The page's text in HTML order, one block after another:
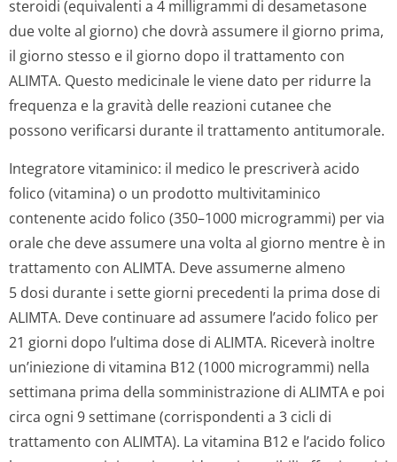
steroidi (equivalenti a 4 milligrammi di desametasone
due volte al giorno) che dovrà assumere il giorno prima,
il giorno stesso e il giorno dopo il trattamento con
ALIMTA. Questo medicinale le viene dato per ridurre la
frequenza e la gravità delle reazioni cutanee che
possono verificarsi durante il trattamento antitumorale.
Integratore vitaminico: il medico le prescriverà acido
folico (vitamina) o un prodotto multivitaminico
contenente acido folico (350–1000 microgrammi) per via
orale che deve assumere una volta al giorno mentre è in
trattamento con ALIMTA. Deve assumerne almeno
5 dosi durante i sette giorni precedenti la prima dose di
ALIMTA. Deve continuare ad assumere l’acido folico per
21 giorni dopo l’ultima dose di ALIMTA. Riceverà inoltre
un’iniezione di vitamina B12 (1000 microgrammi) nella
settimana prima della somministrazione di ALIMTA e poi
circa ogni 9 settimane (corrispondenti a 3 cicli di
trattamento con ALIMTA). La vitamina B12 e l’acido folico